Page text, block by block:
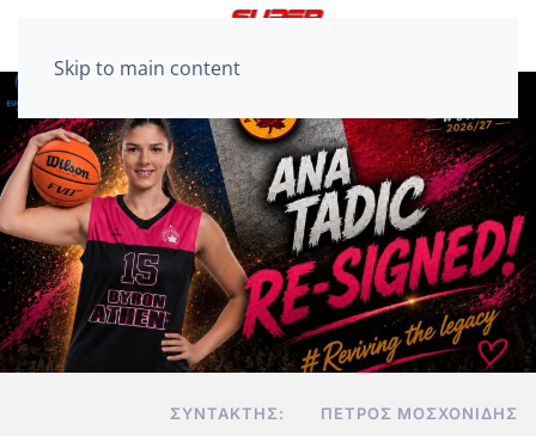
Skip to main content
ΣΥΝΤΆΚΤΗΣ: ΠΈΤΡΟΣ ΜΟΣΧΟΝΊΔΗΣ